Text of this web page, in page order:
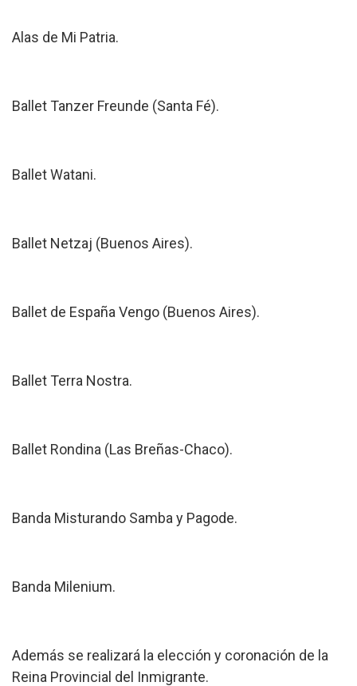
Alas de Mi Patria.
Ballet Tanzer Freunde (Santa Fé).
Ballet Watani.
Ballet Netzaj (Buenos Aires).
Ballet de España Vengo (Buenos Aires).
Ballet Terra Nostra.
Ballet Rondina (Las Breñas-Chaco).
Banda Misturando Samba y Pagode.
Banda Milenium.
Además se realizará la elección y coronación de la
Reina Provincial del Inmigrante.